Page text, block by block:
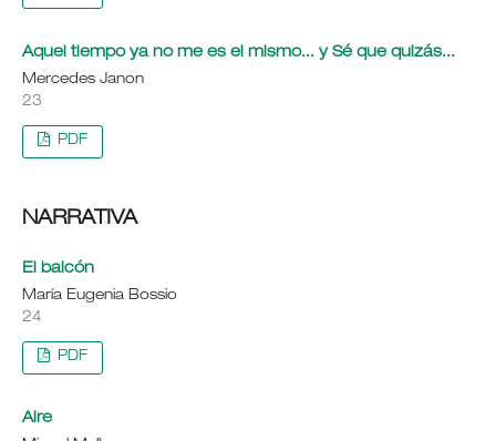
Aquel tiempo ya no me es el mismo... y Sé que quizás...
Mercedes Janon
23
PDF
NARRATIVA
El balcón
María Eugenia Bossio
24
PDF
Aire